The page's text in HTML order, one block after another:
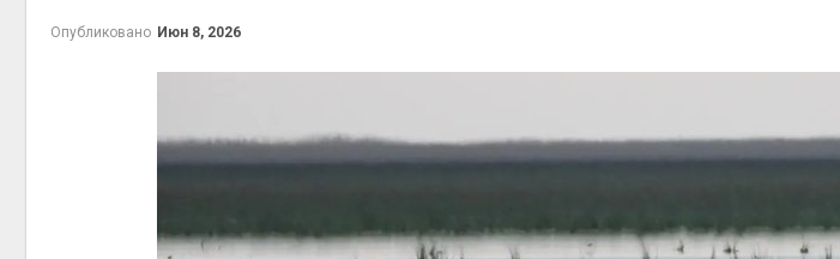
Опубликовано Июн 8, 2026
Авг 5, 2026
правила защиты от
паводков,